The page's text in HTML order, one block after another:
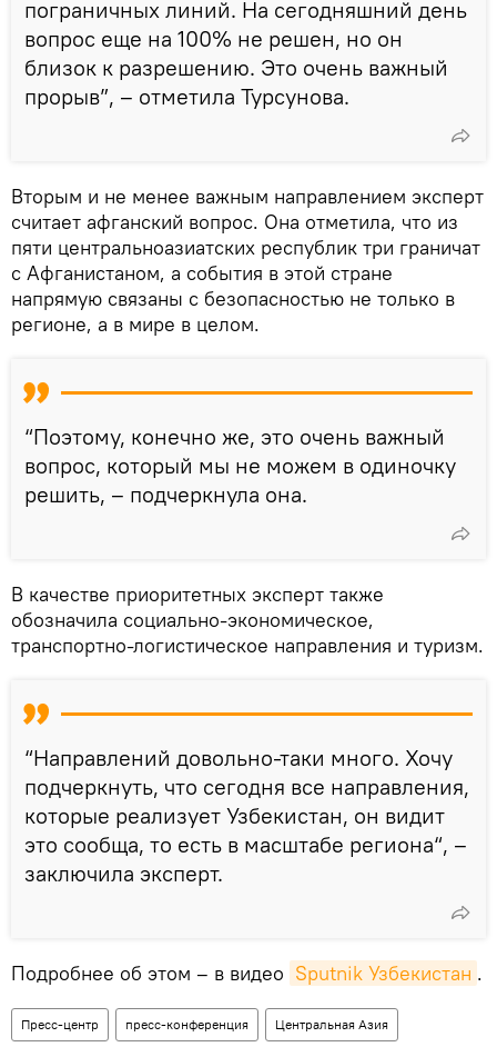
пограничных линий. На сегодняшний день
вопрос еще на 100% не решен, но он
близок к разрешению. Это очень важный
прорыв”, – отметила Турсунова.
Вторым и не менее важным направлением эксперт
считает афганский вопрос. Она отметила, что из
пяти центральноазиатских республик три граничат
с Афганистаном, а события в этой стране
напрямую связаны с безопасностью не только в
регионе, а в мире в целом.
“Поэтому, конечно же, это очень важный
вопрос, который мы не можем в одиночку
решить, – подчеркнула она.
В качестве приоритетных эксперт также
обозначила социально-экономическое,
транспортно-логистическое направления и туризм.
“Направлений довольно-таки много. Хочу
подчеркнуть, что сегодня все направления,
которые реализует Узбекистан, он видит
это сообща, то есть в масштабе региона“, –
заключила эксперт.
Подробнее об этом – в видео Sputnik Узбекистан .
Пресс-центр пресс-конференция Центральная Азия